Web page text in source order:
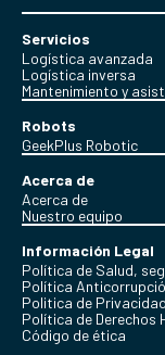
Servicios
Logística avanzada
Logística inversa
Mantenimiento y
Robots
GeekPlus Robotic
Acerca de
Acerca de
Nuestro equipo
Información Legal
Política de Salud,
Política
Politica de Privacidad
Política de Derechos
Código de ética